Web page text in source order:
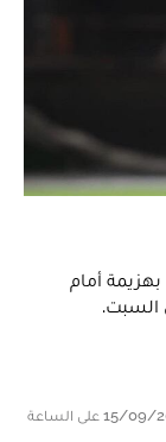
أمام
السبت.
في 15/09/2024 على الساعة 15:30, تحديث بتاريخ 15/09/2024 على الساعة